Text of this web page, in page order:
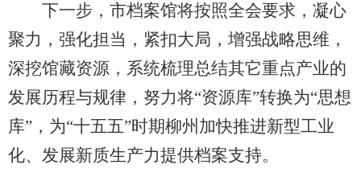
下一步，市档案馆将按照全会要求，凝心
聚力，强化担当，紧扣大局，增强战略思维，
深挖馆藏资源，系统梳理总结其它重点产业的
发展历程与规律，努力将“资源库”转换为“思想
库”，为“十五五”时期柳州加快推进新型工业
化、发展新质生产力提供档案支持。